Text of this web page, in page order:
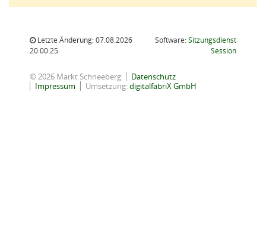
Letzte Änderung: 07.08.2026
20:00:25
Software:Sitzungsdienst
Session(Wird in
© 2026 Markt Schneeberg
Datenschutz
Impressum
Umsetzung:digitalfabriX GmbH